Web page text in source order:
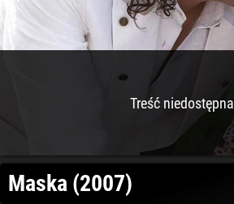
Treść niedostępna
Maska (2007)